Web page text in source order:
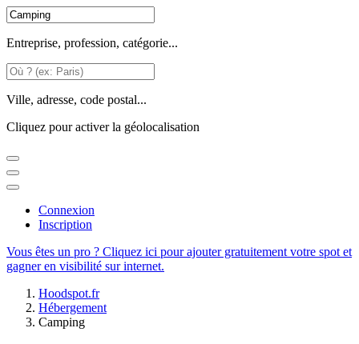
Entreprise, profession, catégorie...
Ville, adresse, code postal...
Cliquez pour activer la géolocalisation
Connexion
Inscription
Vous êtes un pro ? Cliquez ici pour ajouter gratuitement votre spot et
gagner en visibilité sur internet.
Hoodspot.fr
Hébergement
Camping